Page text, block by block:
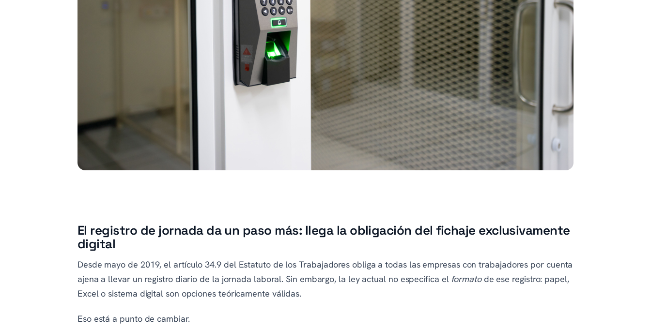
El registro de jornada da un paso más: llega la obligación del fichaje exclusivamente
digital
Desde mayo de 2019, el artículo 34.9 del Estatuto de los Trabajadores obliga a todas las empresas con trabajadores por cuenta
ajena a llevar un registro diario de la jornada laboral. Sin embargo, la ley actual no especifica el formatode ese registro: papel,
Excel o sistema digital son opciones teóricamente válidas.
Eso está a punto de cambiar.